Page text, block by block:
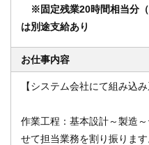
CMSについて
オンライン登録
※固定残業20時間相当分
は別途支給あり
お仕事内容
【システム会社にて組み込
作業工程：基本設計～製造
せて担当業務を割り振ります